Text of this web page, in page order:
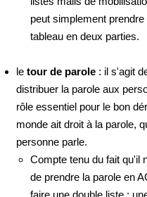
peut simplement
tableau en deux parties.
le tour de parole : il s'agit
distribuer la parole aux
rôle essentiel pour le bon
monde ait droit à la parole,
personne parle.
Compte tenu du fait qu'il
de prendre la parole en
faire une double liste :